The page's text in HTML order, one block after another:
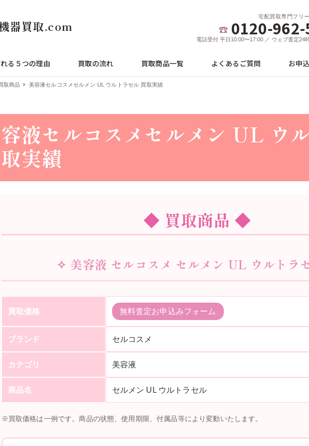
宅配買取専門フリ
0120-
電話受付 平日10:00〜17:00 ／ ウェブ査定24
る５つの理由 買取の流れ 買取商品一覧 よくあるご質問 お申
取商品 美容液セルコスメセルメン UL ウルトラセル 買取実績
液セルコスメセルメン UL ウ
実績
◆ 買取商品 ◆
✧ 美容液 セルコスメ セルメン UL ウルトラ
買取価格 無料査定お申込みフォーム
ブランド セルコスメ
カテゴリ 美容液
商品名 セルメン UL ウルトラセル
※買取価格は一例です。商品の状態、使用期限、付属品等により変動いたします。